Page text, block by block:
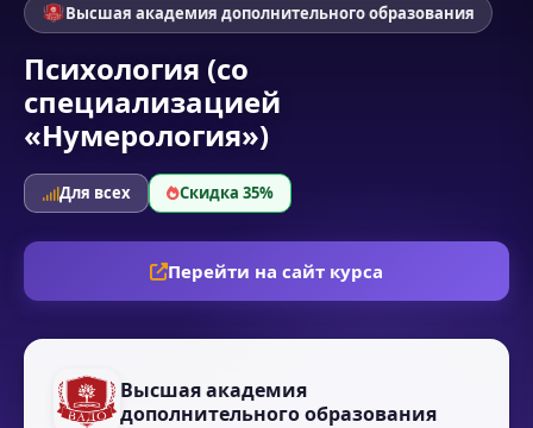
Высшая академия дополнительного образования
Психология (со
специализацией
«Нумерология»)
Для всех Скидка 35%
Перейти на сайт курса
Высшая академия
дополнительного образования